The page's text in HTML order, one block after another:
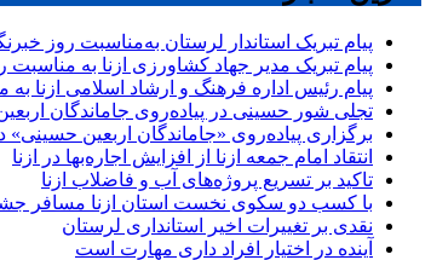
پیام تبریک استاندار لرستان به‌مناسبت روز
پیام تبریک مدیر جهاد کشاورزی ازنا به مناسبت
پیام رئیس اداره فرهنگ و ارشاد اسلامی ازنا به
تجلی شور حسینی در پیاده‌روی جاماندگان
برگزاری پیاده‌روی «جاماندگان اربعین حسینی»
انتقاد امام جمعه ازنا از افزایش اجاره‌بها در ازنا
تاکید بر تسریع پروژه‌های آب و فاضلاب ازنا
با کسب دو سکوی نخست استان ازنا مسافر
نقدی بر تغییرات اخیر استانداری لرستان
آینده در اختیار افراد داری مهارت است